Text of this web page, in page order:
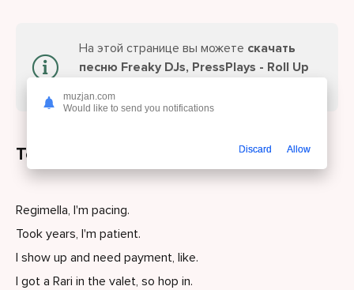
На этой странице вы можете скачать
песню Freaky DJs, PressPlays - Roll Up
Текст песни
Regimella, I'm pacing.
Took years, I'm patient.
I show up and need payment, like.
I got a Rari in the valet, so hop in.
muzjan.com
Would like to send you notifications
Discard Allow